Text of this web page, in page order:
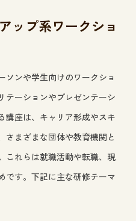
ップ系ワークショ
ソンや学生向けのワークショ
テーションやプレゼンテーシ
講座は、キャリア形成やスキ
さまざまな団体や教育機関と
これらは就職活動や転職、現
です。下記に主な研修テーマ